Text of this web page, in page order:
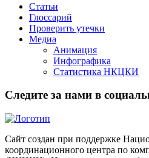
Статьи
Глоссарий
Проверить утечки
Медиа
Анимация
Инфографика
Статистика НКЦКИ
Следите за нами в
Сайт создан при поддержке
координационного центра по